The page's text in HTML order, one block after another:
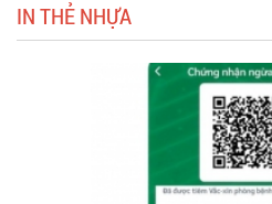
IN THẺ NHỰA